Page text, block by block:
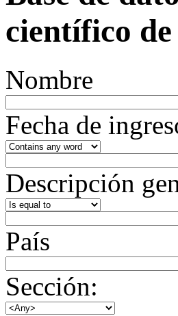
científico
Nombre
Fecha de
Descripción
País
Sección: